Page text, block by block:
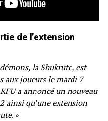
de l’extension
la Shukrute, est
aux joueurs le mardi 7
a annoncé un nouveau
ainsi qu’une extension
. »